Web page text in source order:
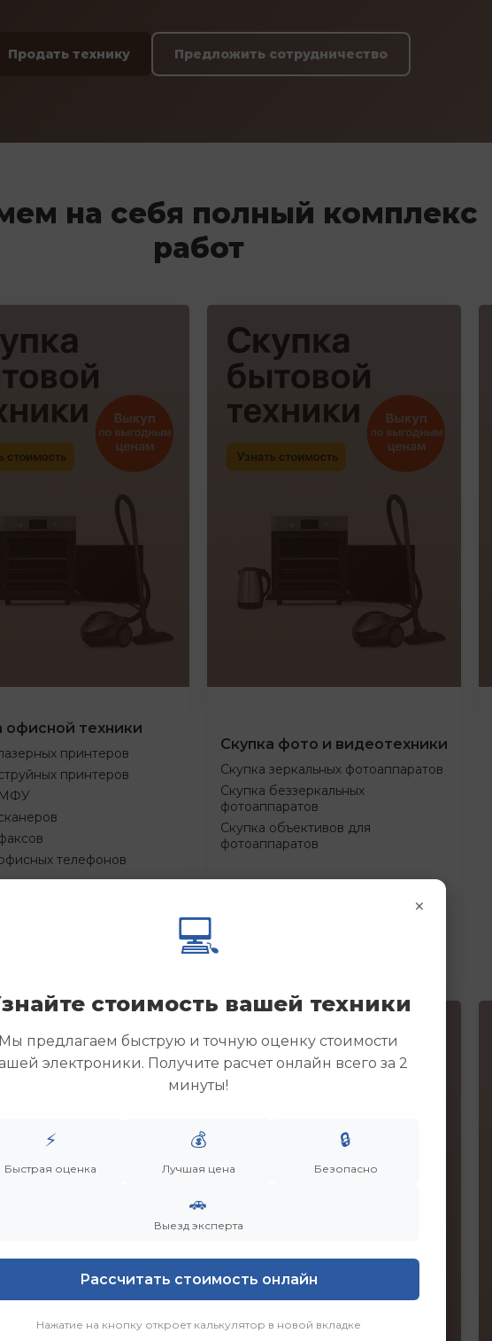
Продать технику Предложить сотрудничество
на себя полный комплекс
работ
офисной техники
принтеров
принтеров
МФУ
телефонов
Скупка фото и видеотехники
Скупка зеркальных фотоаппаратов
Скупка беззеркальных
фотоаппаратов
Скупка объективов для
фотоаппаратов
×
💻
стоимость вашей техники
предлагаем быструю и точную оценку стоимости
электроники. Получите расчет онлайн всего за 2
минуты!
⚡
Быстрая оценка
💰
Лучшая цена
🔒
Безопасно
🚗
Выезд эксперта
Рассчитать стоимость онлайн
Нажатие на кнопку откроет калькулятор в новой вкладке